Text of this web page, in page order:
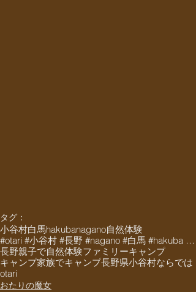
タグ：
小谷村白馬hakubanagano自然体験
#otari #小谷村 #長野 #nagano #白馬 #hakuba #栂池 #栂池高原 #栂池高
長野親子で自然体験ファミリーキャンプ
キャンプ家族でキャンプ長野県小谷村ならでは
otari
おたりの魔女